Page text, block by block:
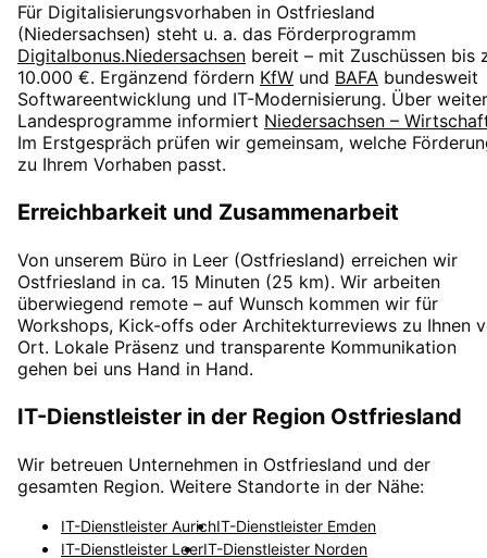
Für Digitalisierungsvorhaben in Ostfriesland
(Niedersachsen) steht u. a. das Förderprogramm
Digitalbonus.Niedersachsen bereit – mit Zuschüssen bis
10.000 €. Ergänzend fördern KfW und BAFA bundesweit
Softwareentwicklung und IT-Modernisierung. Über
Landesprogramme informiert Niedersachsen –
Im Erstgespräch prüfen wir gemeinsam, welche
zu Ihrem Vorhaben passt.
Erreichbarkeit und Zusammenarbeit
Von unserem Büro in Leer (Ostfriesland) erreichen wir
Ostfriesland in ca. 15 Minuten (25 km). Wir arbeiten
überwiegend remote – auf Wunsch kommen wir für
Workshops, Kick-offs oder Architekturreviews zu Ihnen
Ort. Lokale Präsenz und transparente Kommunikation
gehen bei uns Hand in Hand.
IT-Dienstleister in der Region Ostfriesland
Wir betreuen Unternehmen in Ostfriesland und der
gesamten Region. Weitere Standorte in der Nähe:
IT-Dienstleister AurichIT-Dienstleister Emden
IT-Dienstleister LeerIT-Dienstleister Norden